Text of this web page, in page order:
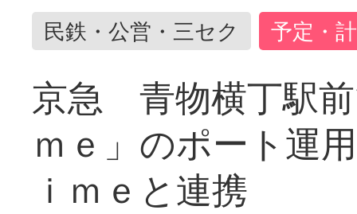
民鉄・公営・三セク 予定・
京急 青物横丁駅
ｍｅ」のポート運
ｉｍｅと連携